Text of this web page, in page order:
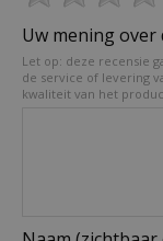
Uw mening over
Let op: deze recensie
de service of levering
kwaliteit van het